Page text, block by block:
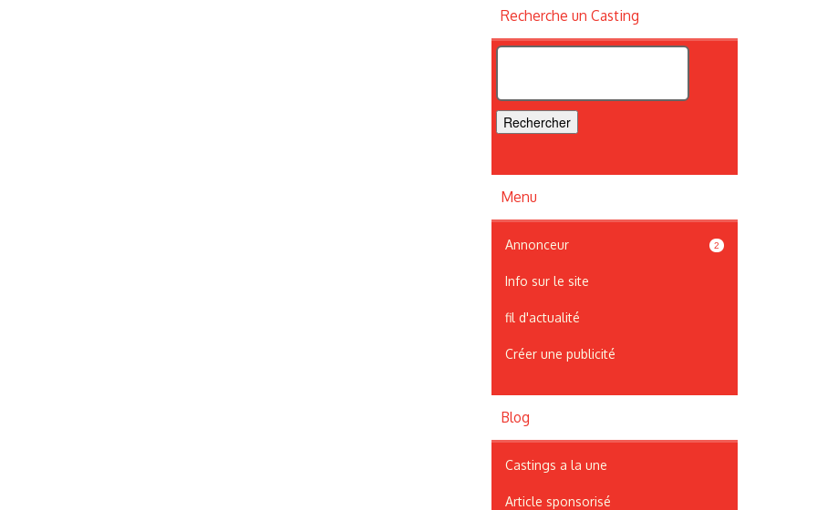
Recherche un Casting
Menu
Annonceur 2
Info sur le site
fil d'actualité
Créer une publicité
Blog
Castings a la une
Article sponsorisé